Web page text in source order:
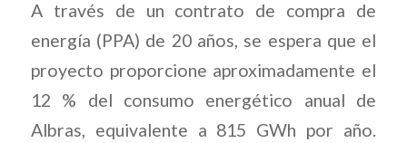
A través de un contrato de compra de
energía (PPA) de 20 años, se espera que el
proyecto proporcione aproximadamente el
12 % del consumo energético anual de
Albras, equivalente a 815 GWh por año.